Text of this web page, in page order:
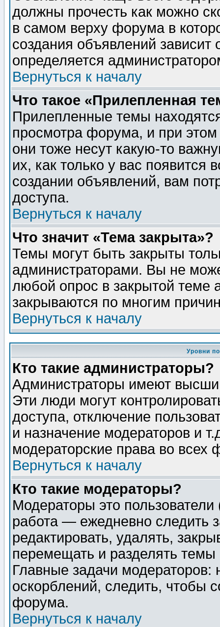
должны прочесть как можно
в самом верху форума в
создания объявлений зависит
определяется
Вернуться к началу
Что такое «Прилепленная
Прилепленные темы
просмотра форума, и при
они тоже несут какую-то
их, как только у вас появится
создании объявлений, вам
доступа.
Вернуться к началу
Что значит «Тема закрыта»?
Темы могут быть закрыты
администраторами. Вы не
любой опрос в закрытой теме
закрываются по многим
Вернуться к началу
Уровни
Кто такие администраторы?
Администраторы имеют
Эти люди могут
доступа, отключение
и назначение модераторов и
модераторские права во всех
Вернуться к началу
Кто такие модераторы?
Модераторы это
работа — ежедневно следить
редактировать, удалять,
перемещать и разделять
Главные задачи
оскорблений, следить, чтобы
форума.
Вернуться к началу